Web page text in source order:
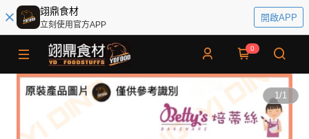
翊鼎食材
立刻使用官方APP
開啟APP
0
1/1